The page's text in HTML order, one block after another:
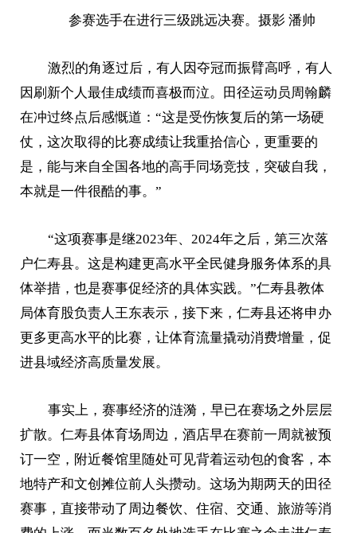
参赛选手在进行三级跳远决赛。摄影 潘帅
激烈的角逐过后，有人因夺冠而振臂高呼，有人
因刷新个人最佳成绩而喜极而泣。田径运动员周翰麟
在冲过终点后感慨道：“这是受伤恢复后的第一场硬
仗，这次取得的比赛成绩让我重拾信心，更重要的
是，能与来自全国各地的高手同场竞技，突破自我，
本就是一件很酷的事。”
“这项赛事是继2023年、2024年之后，第三次落
户仁寿县。这是构建更高水平全民健身服务体系的具
体举措，也是赛事促经济的具体实践。”仁寿县教体
局体育股负责人王东表示，接下来，仁寿县还将申办
更多更高水平的比赛，让体育流量撬动消费增量，促
进县域经济高质量发展。
事实上，赛事经济的涟漪，早已在赛场之外层层
扩散。仁寿县体育场周边，酒店早在赛前一周就被预
订一空，附近餐馆里随处可见背着运动包的食客，本
地特产和文创摊位前人头攒动。这场为期两天的田径
赛事，直接带动了周边餐饮、住宿、交通、旅游等消